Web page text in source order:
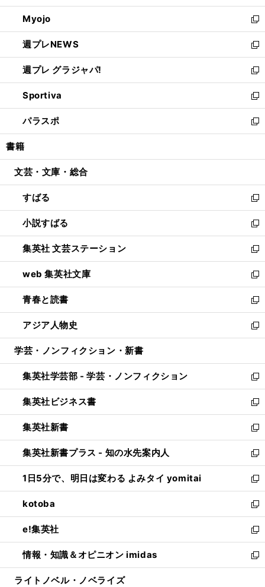
開
く
ウ
で
開
く
ン
ド
ウ
で
開
く
ウ
ィ
ン
ド
ウ
で
開
く
Myojo
新
し
い
ウ
ィ
ン
ド
ウ
で
開
週プレNEWS
新
し
い
ウ
ィ
ン
ド
ウ
開
週プレ グラジャパ!
新
し
い
ウ
ィ
ン
ウ
開
く
Sportiva
新
し
い
ウ
ン
ウ
で
開
く
パラスポ
新
し
ウ
ン
ド
ウ
で
開
く
書籍
文芸・文庫・総合
すばる
新
し
い
ウ
ィ
ン
ド
ウ
で
開
く
小説すばる
新
し
い
ウ
ィ
ン
ド
ウ
で
開
集英社 文芸ステーション
新
し
い
ウ
ィ
ン
ド
ウ
開
く
web 集英社文庫
新
し
い
ウ
ィ
ン
ウ
で
開
く
青春と読書
新
し
い
ウ
ン
ド
ウ
で
開
く
アジア人物史
新
し
ウ
ィ
ン
ド
ウ
で
開
く
学芸・ノンフィクション・新書
集英社学芸部 - 学芸・ノンフィクション
新
し
い
ウ
ィ
ン
ド
ウ
で
開
く
集英社ビジネス書
新
し
い
ウ
ィ
ン
ド
ウ
で
開
く
集英社新書
新
し
い
ウ
ィ
ン
ド
ウ
で
開
く
集英社新書プラス - 知の水先案内人
新
し
い
ウ
ィ
ン
ド
ウ
で
開
1日5分で、明日は変わる よみタイ yomitai
新
し
い
ウ
ィ
ン
ド
ウ
kotoba
新
し
い
ウ
ィ
ン
e!集英社
新
し
い
ウ
情報・知識＆オピニオン imidas
新
し
ライトノベル・ノベライズ